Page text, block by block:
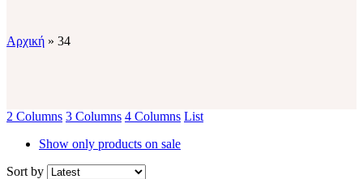
Αρχική » 34
2 Columns 3 Columns 4 Columns List
Show only products on sale
Sort by